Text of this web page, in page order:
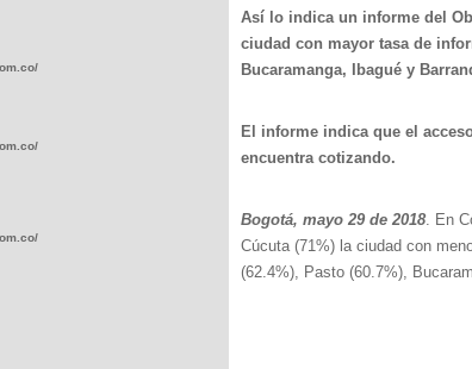
Así lo indica un informe del
ciudad con mayor tasa de
Bucaramanga, Ibagué y
El informe indica que el
encuentra cotizando.
Bogotá, mayo 29 de 2018. En
Cúcuta (71%) la ciudad con
(62.4%), Pasto (60.7%),
wp-
wp-
wp-